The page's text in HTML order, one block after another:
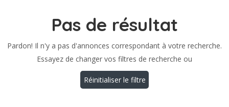
Pas de résultat
Pardon! Il n'y a pas d'annonces correspondant à votre recherche.
Essayez de changer vos filtres de recherche ou
Réinitialiser le filtre